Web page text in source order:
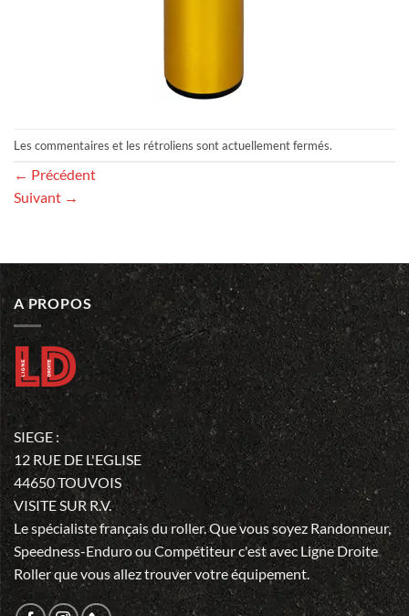
Les commentaires et les rétroliens sont actuellement fermés.
← Précédent
Suivant →
A PROPOS
SIEGE :
12 RUE DE L'EGLISE
44650 TOUVOIS
VISITE SUR R.V.
Le spécialiste français du roller. Que vous soyez Randonneur,
Speedness-Enduro ou Compétiteur c'est avec Ligne Droite
Roller que vous allez trouver votre équipement.